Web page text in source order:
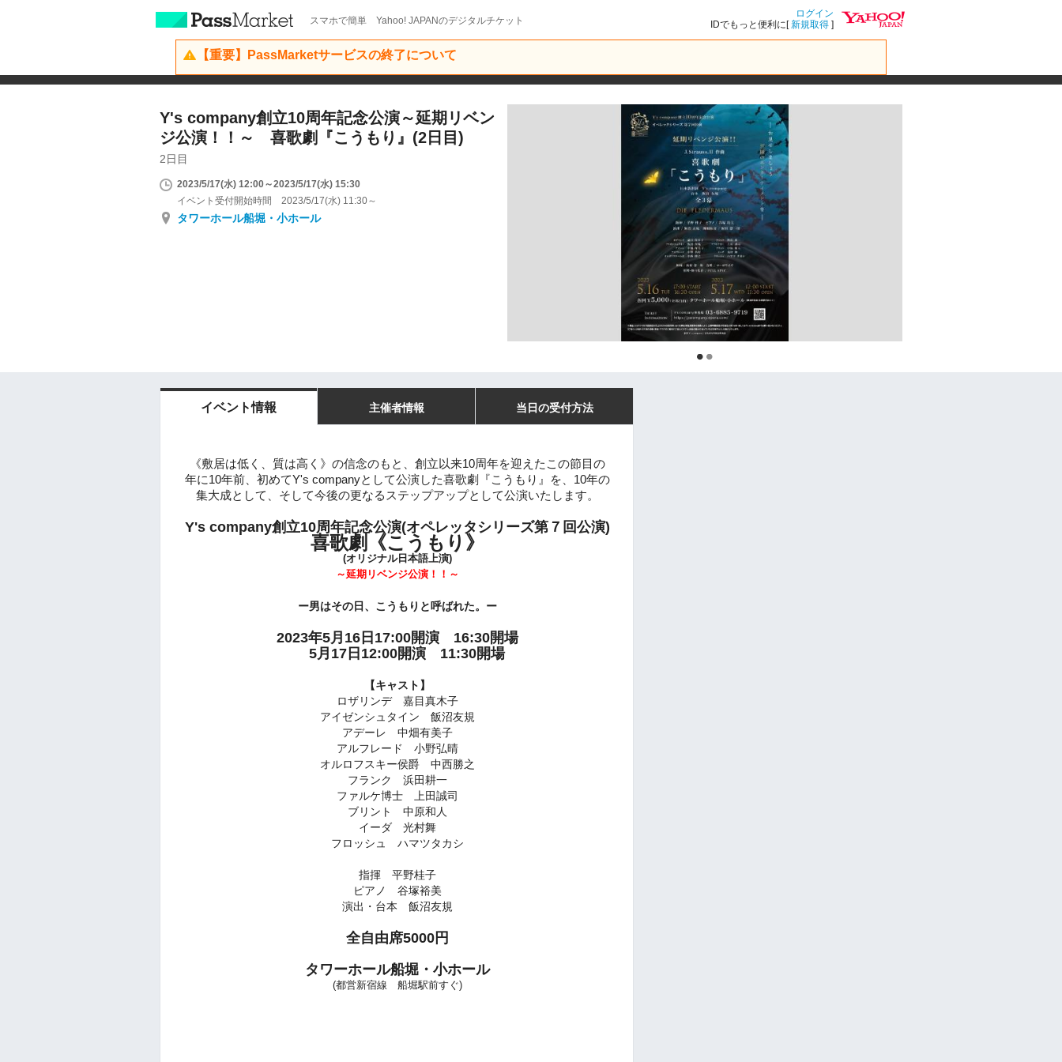
スマホで簡単 Yahoo! JAPANのデジタルチケット
ログイン
IDでもっと便利に[新規取得 ]
【重要】PassMarketサービスの終了について
Y's company創立10周年記念公演～延期リベン
ジ公演！！～ 喜歌劇『こうもり』(2日目)
2日目
2023/5/17(水) 12:00～2023/5/17(水) 15:30
イベント受付開始時間 2023/5/17(水) 11:30～
タワーホール船堀・小ホール
イベント情報 主催者情報 当日の受付方法
《敷居は低く、質は高く》の信念のもと、 創立以来10周年を迎えたこの節目の
年に10年前、初めてY's companyとして公演した喜歌劇『こうもり』を、 10年の
集大成と して、 そして今後の更なるステップアップとして公演いたします。
Y's company創立10周年記念公演(オペレッタシリーズ第７回公演)
喜歌劇《こうもり》
(オリジナル日本語上演)
～延期リベンジ公演！！～
ー男はその日、こうもりと呼ばれた。ー
2023年5月16日17:00開演 16:30開場
5月17日12:00開演 11:30開場
【キャスト】
ロザリンデ 嘉目真木子
アイゼンシュタイン 飯沼友規
アデーレ 中畑有美子
アルフレード 小野弘晴
オルロフスキー侯爵 中西勝之
フランク 浜田耕一
ファルケ博士 上田誠司
ブリント 中原和人
イーダ 光村舞
フロッシュ ハマツタカシ
指揮 平野桂子
ピアノ 谷塚裕美
演出・台本 飯沼友規
全自由席5000円
タワーホール船堀・小ホール
(都営新宿線 船堀駅前すぐ)